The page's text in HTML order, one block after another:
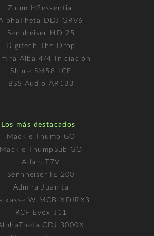
Zoom H2essential
DDJ GRV6
Sennheiser HD 25
Digitech The Drop
Alba 4/4 Iniciación
Shure SM58 LCE
BSS Audio AR133
Los más destacados
Mackie Thump GO
Mackie ThumpSub GO
Adam T7V
Sennheiser IE 200
Admira Juanita
W-MCB-XDJRX3
RCF Evox J11
CDJ 3000X